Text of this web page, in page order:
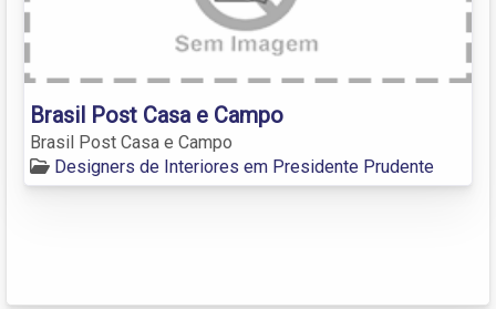
Brasil Post Casa e Campo
Brasil Post Casa e Campo
Designers de Interiores em Presidente Prudente